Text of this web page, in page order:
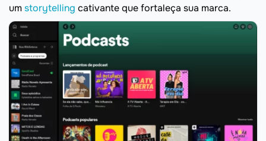
umstorytelling cativante que fortaleça sua marca.